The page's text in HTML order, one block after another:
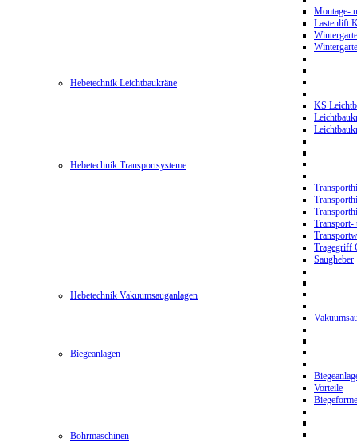
Montage-
Lastenlift
Hebetechnik Leichtbaukräne
KS
Hebetechnik Transportsysteme
Transport-
Tragegriff
Saugheber
Hebetechnik Vakuumsauganlagen
Biegeanlagen
Vorteile
Bohrmaschinen